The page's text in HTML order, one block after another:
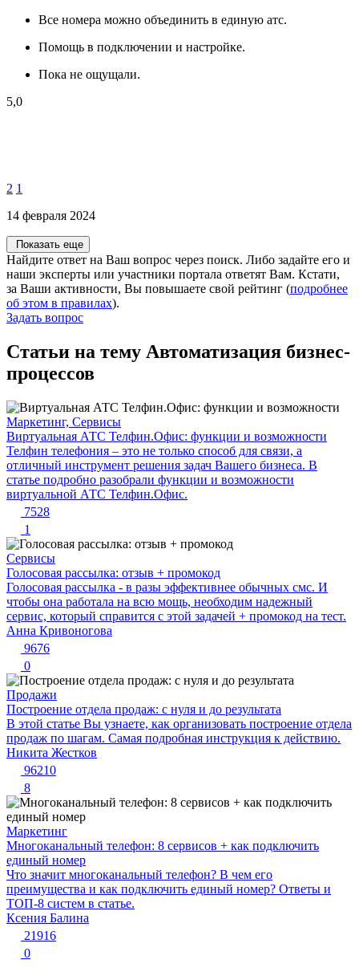
Все номера можно объединить в единую атс.
Помощь в подключении и настройке.
Пока не ощущали.
5,0
2 1
14 февраля 2024
Показать еще
Найдите ответ на Ваш вопрос через поиск. Либо задайте его и
наши эксперты или участники портала ответят Вам. Кстати,
за Ваши активности, Вы повышаете свой рейтинг (подробнее
об этом в правилах).
Задать вопрос
Статьи на тему Автоматизация бизнес-
процессов
Маркетинг, Сервисы
Виртуальная АТС Телфин.Офис: функции и возможности
Телфин телефония – это не только способ для связи, а
отличный инструмент решения задач Вашего бизнеса. В
статье подробно разобрали функции и возможности
виртуальной АТС Телфин.Офис.
7528
1
Сервисы
Голосовая рассылка: отзыв + промокод
Голосовая рассылка - в разы эффективнее обычных смс. И
чтобы она работала на всю мощь, необходим надежный
сервис, который справится с этой задачей + промокод на тест.
Анна Кривоногова
9676
0
Продажи
Построение отдела продаж: с нуля и до результата
В этой статье Вы узнаете, как организовать построение отдела
продаж по шагам. Самая подробная инструкция к действию.
Никита Жестков
96210
8
Маркетинг
Многоканальный телефон: 8 сервисов + как подключить
единый номер
Что значит многоканальный телефон? В чем его
преимущества и как подключить единый номер? Ответы и
ТОП-8 систем в статье.
Ксения Балина
21916
0